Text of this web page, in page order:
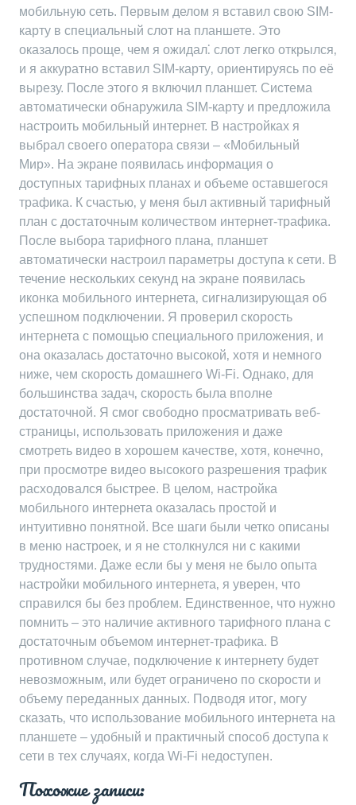
мобильную сеть. Первым делом я вставил свою SIM-
карту в специальный слот на планшете. Это
оказалось проще‚ чем я ожидал⁚ слот легко открылся‚
и я аккуратно вставил SIM-карту‚ ориентируясь по её
вырезу. После этого я включил планшет. Система
автоматически обнаружила SIM-карту и предложила
настроить мобильный интернет. В настройках я
выбрал своего оператора связи – «Мобильный
Мир». На экране появилась информация о
доступных тарифных планах и объеме оставшегося
трафика. К счастью‚ у меня был активный тарифный
план с достаточным количеством интернет-трафика.
После выбора тарифного плана‚ планшет
автоматически настроил параметры доступа к сети. В
течение нескольких секунд на экране появилась
иконка мобильного интернета‚ сигнализирующая об
успешном подключении. Я проверил скорость
интернета с помощью специального приложения‚ и
она оказалась достаточно высокой‚ хотя и немного
ниже‚ чем скорость домашнего Wi-Fi. Однако‚ для
большинства задач‚ скорость была вполне
достаточной. Я смог свободно просматривать веб-
страницы‚ использовать приложения и даже
смотреть видео в хорошем качестве‚ хотя‚ конечно‚
при просмотре видео высокого разрешения трафик
расходовался быстрее. В целом‚ настройка
мобильного интернета оказалась простой и
интуитивно понятной. Все шаги были четко описаны
в меню настроек‚ и я не столкнулся ни с какими
трудностями. Даже если бы у меня не было опыта
настройки мобильного интернета‚ я уверен‚ что
справился бы без проблем. Единственное‚ что нужно
помнить – это наличие активного тарифного плана с
достаточным объемом интернет-трафика. В
противном случае‚ подключение к интернету будет
невозможным‚ или будет ограничено по скорости и
объему переданных данных. Подводя итог‚ могу
сказать‚ что использование мобильного интернета на
планшете – удобный и практичный способ доступа к
сети в тех случаях‚ когда Wi-Fi недоступен.
Похожие записи: